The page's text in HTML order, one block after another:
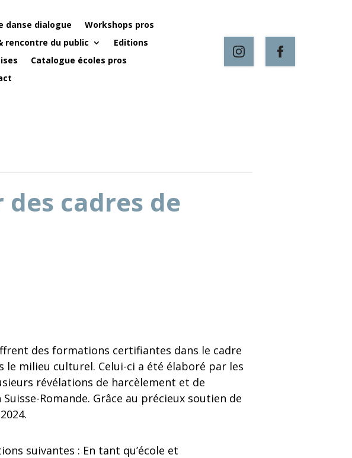
danse dialogue
Workshops pros
rencontre du public
Editions
Catalogue écoles pros
cadres de
des formations certifiantes dans le cadre
milieu culturel. Celui-ci a été élaboré par les
révélations de harcèlement et de
Romande. Grâce au précieux soutien de
suivantes : En tant qu’école et